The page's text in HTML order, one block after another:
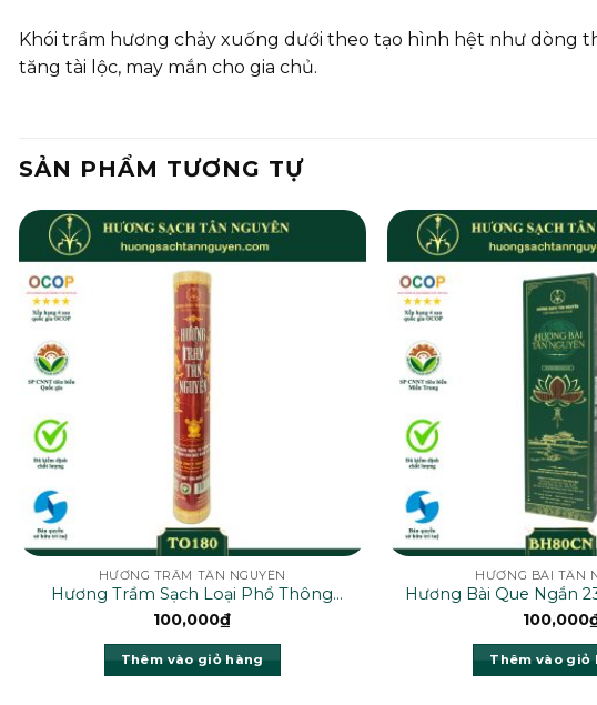
Khói trầm hương chảy xuống dưới theo tạo hình hệt như dòng
tăng tài lộc, may mắn cho gia chủ.
SẢN PHẨM TƯƠNG TỰ
HƯƠNG TRẦM TÂN NGUYÊN
Hương Trầm Sạch Loại Phổ Thông
35cm – TO180
100,000₫
Thêm vào giỏ hàng
HƯƠNG BÀI TÂN
Hương Bài Que Ngắn
100,000
Thêm vào giỏ